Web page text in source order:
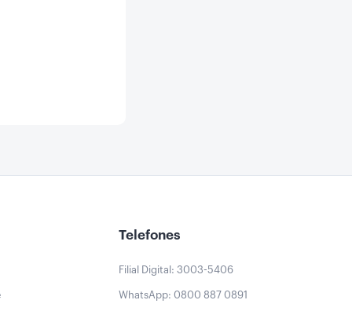
Telefones
Filial Digital: 3003-5406
WhatsApp: 0800 887 0891